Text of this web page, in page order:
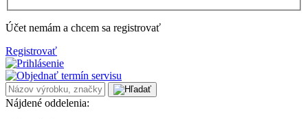
Účet nemám a chcem sa registrovať
Registrovať
Nájdené oddelenia: